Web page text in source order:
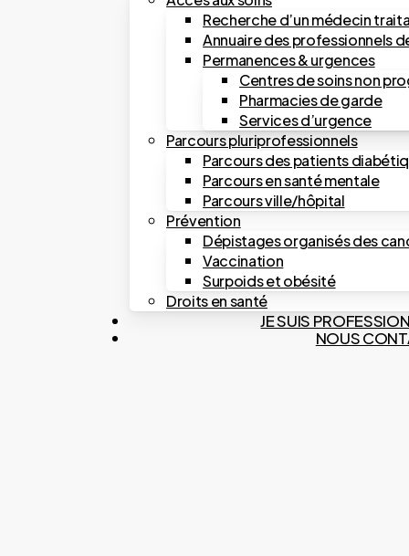
Recherche d’un médecin
Annuaire des professionnels
Permanences & urgences
Centres de soins non
Pharmacies de garde
Services d’urgence
Parcours pluriprofessionnels
Parcours des patients
Parcours en santé mentale
Parcours ville/hôpital
Prévention
Dépistages organisés des
Vaccination
Surpoids et obésité
Droits en santé
JE SUIS
NOUS